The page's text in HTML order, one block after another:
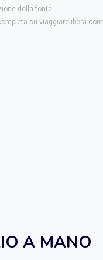
della fonte
su viaggiarelibera.com
A MANO